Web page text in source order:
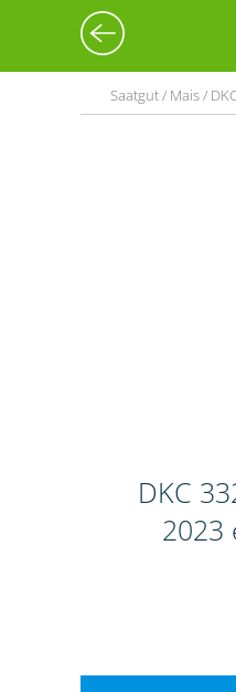
Saatgut / Mais /
DKC
2023